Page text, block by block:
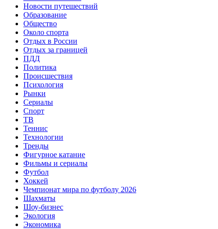
Новости путешествий
Образование
Общество
Около спорта
Отдых в России
Отдых за границей
ПДД
Политика
Происшествия
Психология
Рынки
Сериалы
Спорт
ТВ
Теннис
Технологии
Тренды
Фигурное катание
Фильмы и сериалы
Футбол
Хоккей
Чемпионат мира по футболу 2026
Шахматы
Шоу-бизнес
Экология
Экономика